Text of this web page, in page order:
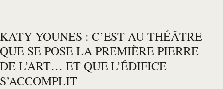
KATY YOUNES : C’EST AU THÉÂTRE
QUE SE POSE LA PREMIÈRE PIERRE
DE L’ART… ET QUE L’ÉDIFICE
S’ACCOMPLIT